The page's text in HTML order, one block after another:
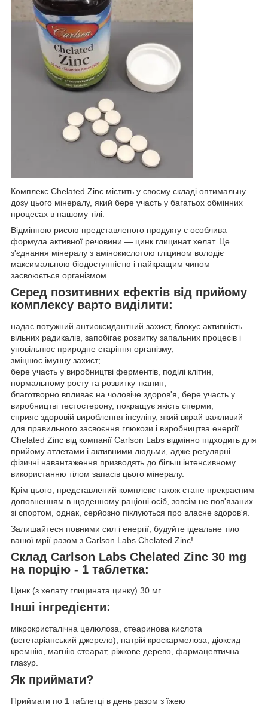
Комплекс Chelated Zinc містить у своєму складі оптимальну
дозу цього мінералу, який бере участь у багатьох обмінних
процесах в нашому тілі.
Відмінною рисою представленого продукту є особлива
формула активної речовини — цинк глицинат хелат. Це
з'єднання мінералу з амінокислотою гліцином володіє
максимальною біодоступністю і найкращим чином
засвоюється організмом.
Серед позитивних ефектів від прийому
комплексу варто виділити:
надає потужний антиоксидантний захист, блокує активність
вільних радикалів, запобігає розвитку запальних процесів і
уповільнює природне старіння організму;
зміцнює імунну захист;
бере участь у виробництві ферментів, поділі клітин,
нормальному росту та розвитку тканин;
благотворно впливає на чоловіче здоров'я, бере участь у
виробництві тестостерону, покращує якість сперми;
сприяє здоровій вироблення інсуліну, який вкрай важливий
для правильного засвоєння глюкози і виробництва енергії.
Chelated Zinc від компанії Carlson Labs відмінно підходить для
прийому атлетами і активними людьми, адже регулярні
фізичні навантаження призводять до більш інтенсивному
використанню тілом запасів цього мінералу.
Крім цього, представлений комплекс також стане прекрасним
доповненням в щоденному раціоні осіб, зовсім не пов'язаних
зі спортом, однак, серйозно піклуються про власне здоров'я.
Залишайтеся повними сил і енергії, будуйте ідеальне тіло
вашої мрії разом з Carlson Labs Chelated Zinc!
Склад Carlson Labs Chelated Zinc 30 mg
на порцію - 1 таблетка:
Цинк (з хелату глицината цинку) 30 мг
Інші інгредієнти:
мікрокристалічна целюлоза, стеаринова кислота
(вегетаріанський джерело), натрій кроскармелоза, діоксид
кремнію, магнію стеарат, ріжкове дерево, фармацевтична
глазур.
Як приймати?
Приймати по 1 таблетці в день разом з їжею